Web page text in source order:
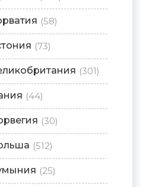
(58)
(73)
(301)
(44)
(30)
(512)
(25)